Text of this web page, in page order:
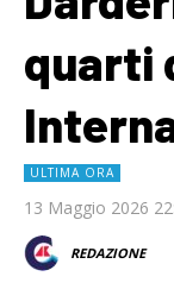
quarti
ULTIMA ORA
13 Maggio 2026
REDAZIONE